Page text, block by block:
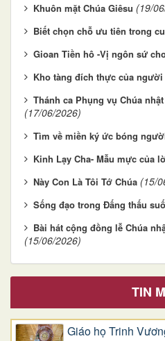
Khuôn mặt Chúa Giêsu (19/
Biết chọn chỗ ưu tiên trong
Gioan Tiền hô -Vị ngôn sứ
Kho tàng đích thực của
Thánh ca Phụng vụ Chúa
(17/06/2026)
Tìm về miền ký ức bóng
Kinh Lạy Cha- Mẫu mực của
Này Con Là Tôi Tớ Chúa (15/
Sống đạo trong Đấng thấu
Bài hát cộng đồng lễ Chúa
(15/06/2026)
TIN
Giáo họ Trinh